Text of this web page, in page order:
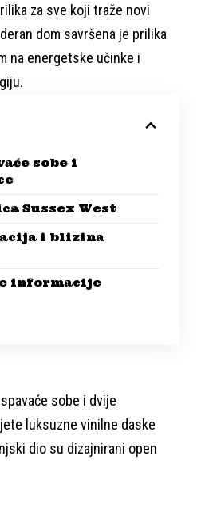
za sve koji traže novi
dom savršena je prilika
na energetske učinke i
sobe i
Sussex West
i blizina
informacije
sobe i dvije
luksuzne vinilne daske
dio su dizajnirani open